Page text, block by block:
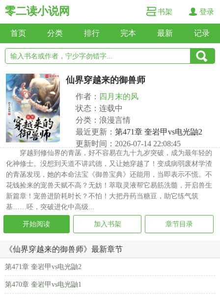
零二读小说网 书架 登录
首页 分类 排行 完本 最新 记录
仙界穿越来的御兽师
作者： 四月末的风
状态：连载中
分类：浪漫言情
最近更新： 第471章 奎岩甲vs电光鼬2
更新时间：2026-07-14 22:08:45
穿越到修仙界的青菡，好不容易在九十九岁突破，成为最年轻的
化神修士。没想到天道不讲武德，又让她穿越了！变成病弱废材学渣
的青菡发现，她的本命法宝《御兽宝典》还能用，当即表示不慌。不
花钱捡来的宠兽天赋不高？无妨！萃取灵液帮它易筋洗髓，开启兽生
新篇章！宠兽进阶耗时长？不怕！大把丹药当糖豆，助它练气筑
基……呸，突破进化中高级...
开始阅读 加入书架 章节目录
《仙界穿越来的御兽师》最新章节
第471章 奎岩甲vs电光鼬2
第470章 奎岩甲vs电光鼬1